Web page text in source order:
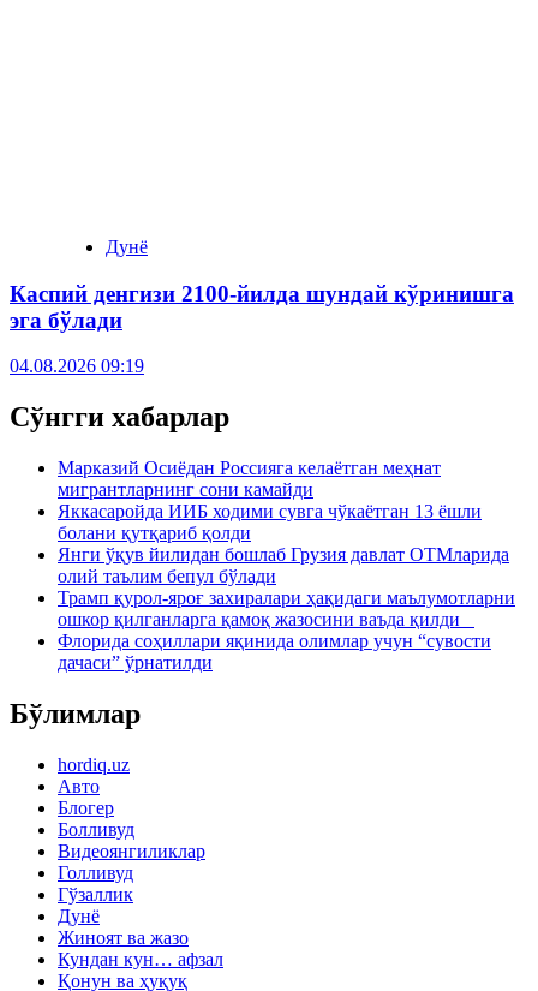
Дунё
Каспий денгизи 2100-йилда шундай кўринишга
эга бўлади
04.08.2026 09:19
Сўнгги хабарлар
Марказий Осиёдан Россияга келаётган меҳнат
мигрантларнинг сони камайди
Яккасаройда ИИБ ходими сувга чўкаётган 13 ёшли
болани қутқариб қолди
Янги ўқув йилидан бошлаб Грузия давлат ОТМларида
олий таълим бепул бўлади
Трамп қурол-яроғ захиралари ҳақидаги маълумотларни
ошкор қилганларга қамоқ жазосини ваъда қилди
Флорида соҳиллари яқинида олимлар учун “сувости
дачаси” ўрнатилди
Бўлимлар
hordiq.uz
Авто
Блогер
Болливуд
Видеоянгиликлар
Голливуд
Гўзаллик
Дунё
Жиноят ва жазо
Кундан кун… афзал
Қонун ва ҳуқуқ